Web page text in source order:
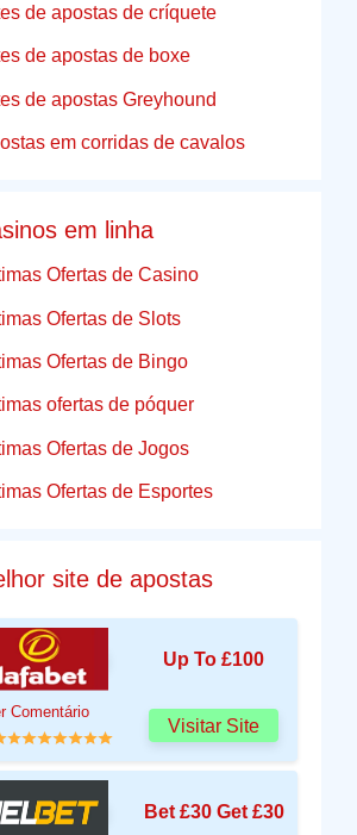
de apostas de críquete
de apostas de boxe
de apostas Greyhound
em corridas de cavalos
em linha
Ofertas de Casino
Ofertas de Slots
Ofertas de Bingo
ofertas de póquer
Ofertas de Jogos
Ofertas de Esportes
site de apostas
Up To £100
Comentário
Visitar Site
Bet £30 Get £30